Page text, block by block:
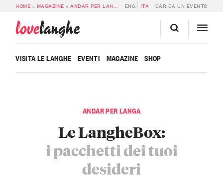
HOME » MAGAZINE »ANDAR PER LANGA »LE LANGHEBOX: I PACCHETTI DEI
ENG ITA CARICA UN EVENTO
lovelanghe
VISITA LE LANGHE EVENTI MAGAZINE SHOP
ANDAR PER LANGA
Le LangheBox:
i pacchetti dei tuoi
desideri